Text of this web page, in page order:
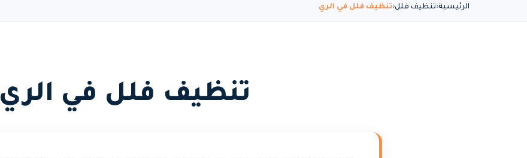
الرئيسية تنظيف فلل تنظيف فلل في الري
تنظيف فلل في الري